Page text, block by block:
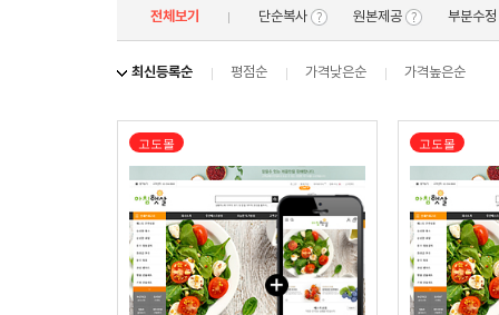
전체보기 단순복사 원본제공 부분수정
최신등록순 평점순 가격낮은순 가격높은순
고도몰 고도몰